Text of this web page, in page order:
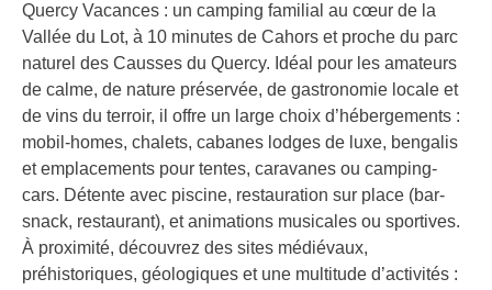
Quercy Vacances : un camping familial au cœur de la
Vallée du Lot, à 10 minutes de Cahors et proche du parc
naturel des Causses du Quercy. Idéal pour les amateurs
de calme, de nature préservée, de gastronomie locale et
de vins du terroir, il offre un large choix d’hébergements :
mobil-homes, chalets, cabanes lodges de luxe, bengalis
et emplacements pour tentes, caravanes ou camping-
cars. Détente avec piscine, restauration sur place (bar-
snack, restaurant), et animations musicales ou sportives.
À proximité, découvrez des sites médiévaux,
préhistoriques, géologiques et une multitude d’activités :